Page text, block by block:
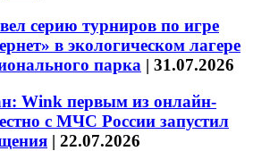
серию турниров по игре
в экологическом лагере
парка | 31.07.2026
Wink первым из онлайн-
с МЧС России запустил
| 22.07.2026